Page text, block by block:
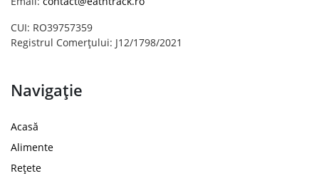
CUI: RO39757359
Registrul Comerțului: J12/1798/2021
Navigație
Acasă
Alimente
Rețete